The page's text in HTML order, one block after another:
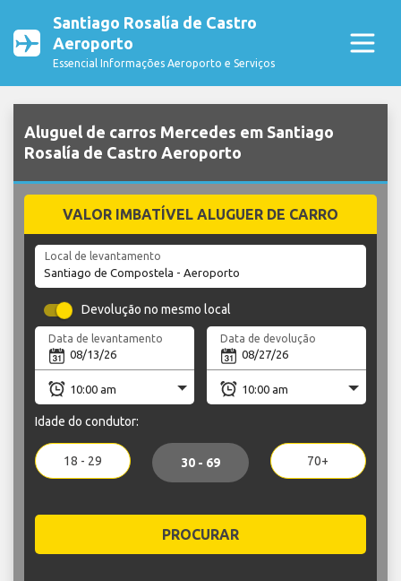
Santiago Rosalía de Castro
Aeroporto
Essencial Informações Aeroporto e Serviços
Aluguel de carros Mercedes em Santiago
Rosalía de Castro Aeroporto
VALOR IMBATÍVEL ALUGUER DE CARRO
Local de levantamento
Devolução no mesmo local
Data de levantamento Data de devolução
Idade do condutor:
18 - 29 30 - 69 70+
PROCURAR